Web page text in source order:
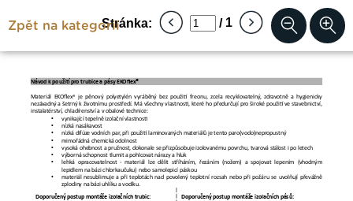
Zpět na kategorii